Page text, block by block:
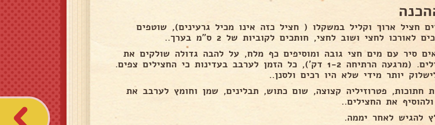
חציל ארוך וקליל במשקלו ( חציל כזה אינו מכיל גרעינים), שוטפים
לאורכו לחצי ושוב לחצי, חותכים לקוביות של 2 ס״מ בערך..
סיר עם מים חצי גובה ומוסיפים כף מלח, על להבה גדולה שולקים את
החצילים. (מרגעה הרתיחה 1-2 דק׳), כל הזמן לערבב בעדינות כי החצילים צפים.
יותר מידי שלא היו רכים ולסנן..
חתוכות, פטרוזיליה קצוצה, שום כתוש, תבלינים, שמן וחומץ לערבב את
את החצילים..
להגיש לאחר יממה.